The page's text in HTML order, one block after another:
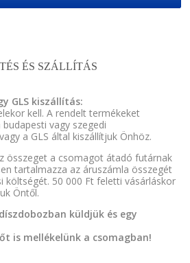
ÉS SZÁLLÍTÁS
GLS kiszállítás:
kell. A rendelt termékeket
vagy szegedi
a GLS által kiszállítjuk Önhöz.
összeget a csomagot átadó futárnak
tartalmazza az áruszámla összegét
költségét. 50 000 Ft feletti vásárláskor
Öntől.
küldjük és egy
is mellékelünk a csomagban!